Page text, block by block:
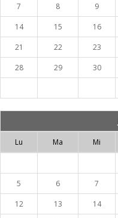
7
8 9
14
15 16
21
22 23
28
29 30
Lu Ma Mi
5
6 7
12
13 14